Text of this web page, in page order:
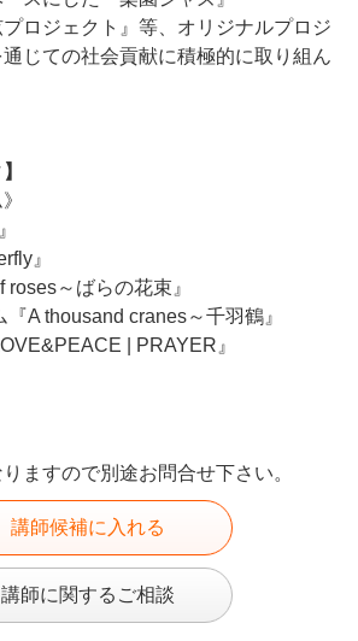
ロジェクト』等、オリジナルプロジ
じての社会貢献に積極的に取り組ん
』
～ばらの花束』
A thousand cranes～千羽鶴』
| PRAYER』
ますので別途お問合せ下さい。
講師候補に入れる
講師に関するご相談